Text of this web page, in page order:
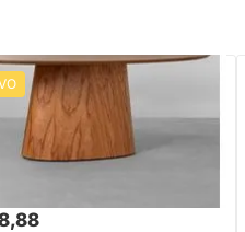
PRONTA ENTREGA
Tarsila Oval Cinamomo -